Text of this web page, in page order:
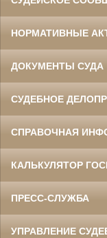
НОРМАТИВНЫЕ
ДОКУМЕНТЫ СУДА
СУДЕБНОЕ
СПРАВОЧНАЯ
КАЛЬКУЛЯТОР
ПРЕСС-СЛУЖБА
УПРАВЛЕНИЕ